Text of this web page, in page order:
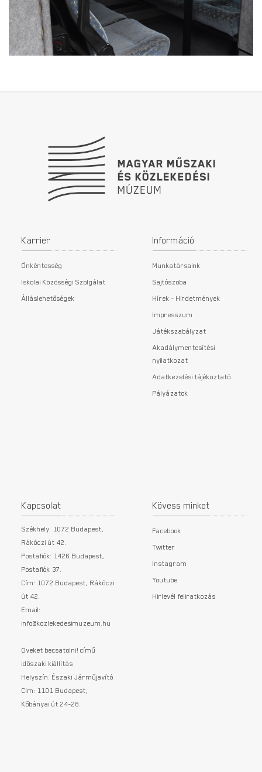
Karrier
Önkéntesség
Iskolai Közösségi Szolgálat
Álláslehetőségek
Információ
Munkatársaink
Sajtószoba
Hírek - Hirdetmények
Impresszum
Játékszabályzat
Akadálymentesítési
nyilatkozat
Adatkezelési tájékoztató
Pályázatok
Kapcsolat
Székhely: 1072 Budapest,
Rákóczi út 42.
Postafiók: 1426 Budapest,
Postafiók 37.
Cím: 1072 Budapest, Rákóczi
út 42.
Email:
info@kozlekedesimuzeum.hu
Öveket becsatolni! című
időszaki kiállítás
Helyszín: Északi Járműjavító
Cím: 1101 Budapest,
Kőbányai út 24-28.
Kövess minket
Facebook
Twitter
Instagram
Youtube
Hirlevél feliratkozás